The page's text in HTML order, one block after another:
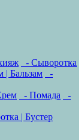
- Сыворотка
| Бальзам
-
- Помада
-
| Бустер